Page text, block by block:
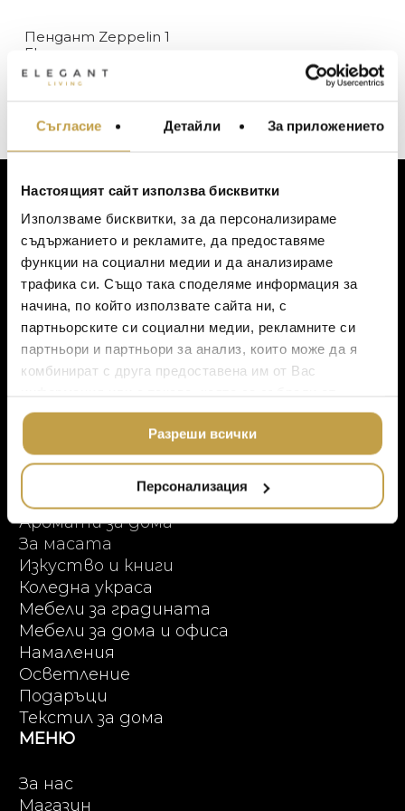
Съгласие Детайли За приложението
Настоящият сайт използва бисквитки
Използваме бисквитки, за да персонализираме
съдържанието и рекламите, да предоставяме
функции на социални медии и да анализираме
трафика си. Също така споделяме информация за
начина, по който използвате сайта ни, с
партньорските си социални медии, рекламните си
партньори и партньори за анализ, които може да я
комбинират с друга предоставена им от Вас
ползването от Ваша страна на услугите им.
Разреши всички
Персонализация
В наличност
Изчерпан, с опция за поръчка
ЦВЯТ
Бяло
Пендант Zeppelin 1
Flos
4209€ (8,232.00 лв.)
ЗА КЛИЕНТИ
Моят профил
Списък с желания
Количка
Доставка
Ваучер за подарък
Политика за поверителност
Онлайн пазаруване
ПРОДУКТОВИ КАТЕГОРИИ
Висок клас мебели
Аксесоари за интериора
Аромати за дома
За масата
Изкуство и книги
Коледна украса
Мебели за градината
Мебели за дома и офиса
Намаления
Осветление
Подаръци
Текстил за дома
МЕНЮ
За нас
Магазин
МЕБЕЛИ ЗА ДОМА И
ЗА МАСАТА
ТЕКСТИЛ ЗА ДОМА
АРОМАТИ ЗА ДОМА
ИЗКУСТВО И КНИГИ
ВИСОК КЛАС
МЕБЕЛИ
ПОДАРЪЦИ
BACCARAT
TOM DIXON
MICHAEL ARAM
ASSOULINE
SELETTI
DOLCE & GABBANA
ETHNICRAFT
ZUIVER
DUTCHBONE